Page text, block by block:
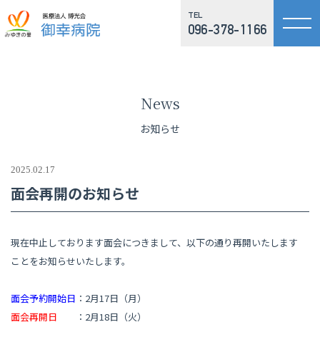
TEL
096-378-1166
News
お知らせ
2025.02.17
面会再開のお知らせ
現在中止しております面会につきまして、以下の通り再開いたします
ことをお知らせいたします。
面会予約開始日 ：2月17日（月）
面会再開日 ：2月18日（火）